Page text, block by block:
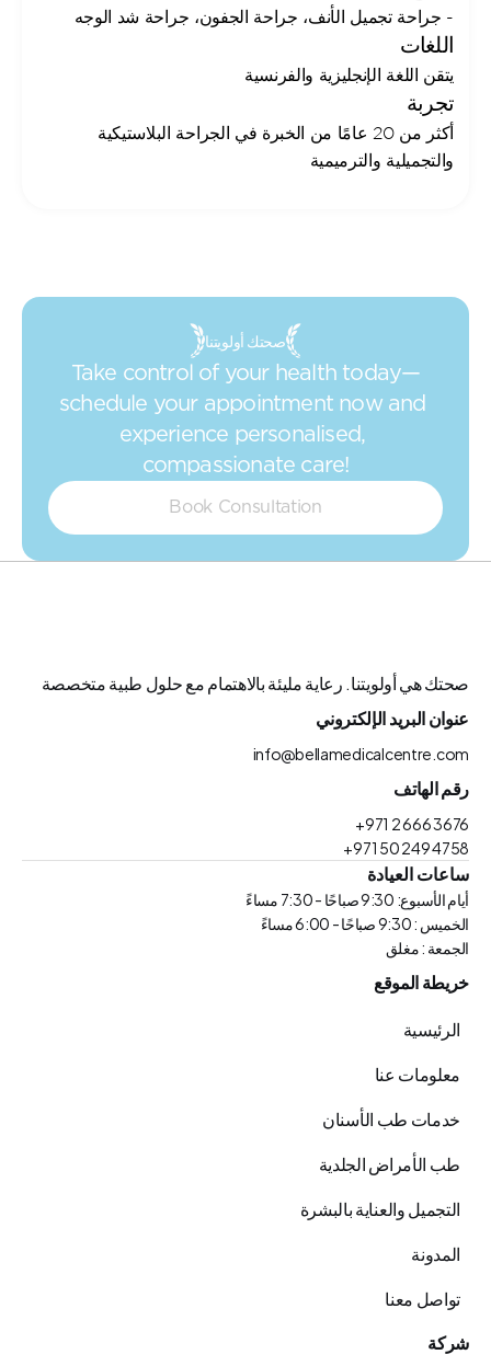
- جراحة تجميل الأنف، جراحة الجفون، جراحة شد الوجه
اللغات
يتقن اللغة الإنجليزية والفرنسية
تجربة
والتجميلية والترميمية
صحتك أولويتنا
Take control of your health today—
schedule your appointment now and
experience personalised,
compassionate care!
Book Consultation
صحتك هي أولويتنا. رعاية مليئة بالاهتمام مع حلول طبية متخصصة
عنوان البريد الإلكتروني
info@bellamedicalcentre.com
رقم الهاتف
+971 2 666 3676
+971 50 249 4758
ساعات العيادة
أيام الأسبوع: 9:30 صباحًا - 7:30 مساءً
الخميس : 9:30 صباحًا - 6:00 مساءً
الجمعة : مغلق
خريطة الموقع
الرئيسية
معلومات عنا
خدمات طب الأسنان
طب الأمراض الجلدية
التجميل والعناية بالبشرة
المدونة
تواصل معنا
شركة